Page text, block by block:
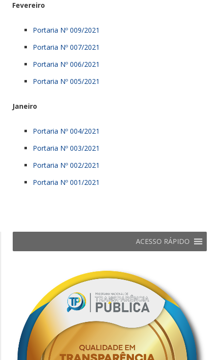
Fevereiro
Portaria Nº 009/2021
Portaria Nº 007/2021
Portaria Nº 006/2021
Portaria Nº 005/2021
Janeiro
Portaria Nº 004/2021
Portaria Nº 003/2021
Portaria Nº 002/2021
Portaria Nº 001/2021
ACESSO RÁPIDO